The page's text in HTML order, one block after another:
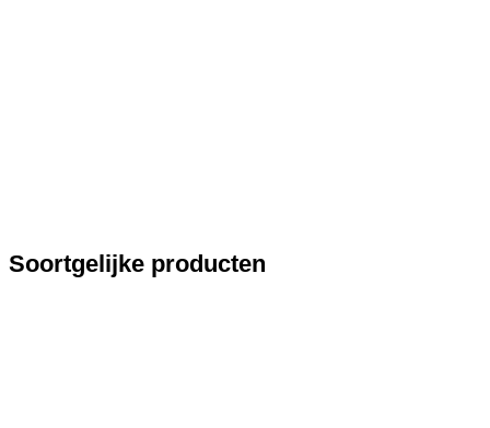
Soortgelijke producten